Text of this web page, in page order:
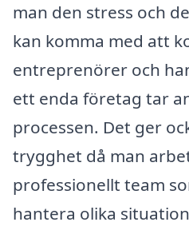
man den stress och
kan komma med att
entreprenörer och
ett enda företag tar
processen. Det ger
trygghet då man
professionellt team
hantera olika